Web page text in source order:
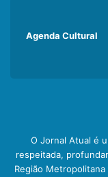
Agenda Cultural
O Jornal Atual é
respeitada,
Região